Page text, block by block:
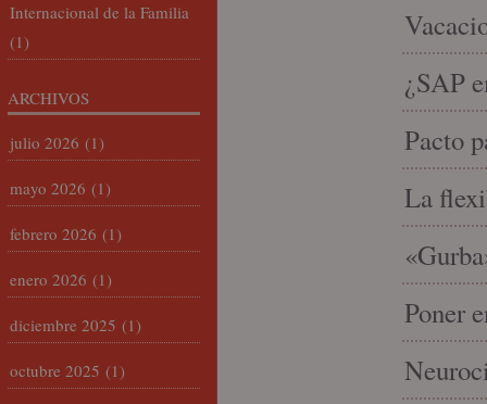
¿SAP
Pacto
La
Poner
Internacional de la Familia
(1)
ARCHIVOS
julio 2026 (1)
mayo 2026 (1)
febrero 2026 (1)
enero 2026 (1)
diciembre 2025 (1)
octubre 2025 (1)